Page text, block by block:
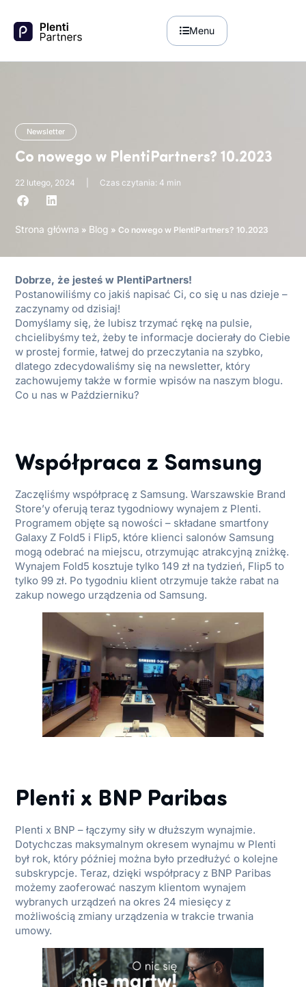
Menu
Newsletter
Co nowego w PlentiPartners? 10.2023
22 lutego, 2024 Czas czytania: 4 min
Strona główna » Blog » Co nowego w PlentiPartners? 10.2023
Dobrze, że jesteś w PlentiPartners!
Postanowiliśmy co jakiś napisać Ci, co się u nas dzieje –
zaczynamy od dzisiaj!
Domyślamy się, że lubisz trzymać rękę na pulsie,
chcielibyśmy też, żeby te informacje docierały do Ciebie
w prostej formie, łatwej do przeczytania na szybko,
dlatego zdecydowaliśmy się na newsletter, który
zachowujemy także w formie wpisów na naszym blogu.
Co u nas w Październiku?
Współpraca z Samsung
Zaczęliśmy współpracę z Samsung. Warszawskie Brand
Store’y oferują teraz tygodniowy wynajem z Plenti.
Programem objęte są nowości – składane smartfony
Galaxy Z Fold5 i Flip5, które klienci salonów Samsung
mogą odebrać na miejscu, otrzymując atrakcyjną zniżkę.
Wynajem Fold5 kosztuje tylko 149 zł na tydzień, Flip5 to
tylko 99 zł. Po tygodniu klient otrzymuje także rabat na
zakup nowego urządzenia od Samsung.
Plenti x BNP Paribas
Plenti x BNP – łączymy siły w dłuższym wynajmie.
Dotychczas maksymalnym okresem wynajmu w Plenti
był rok, który później można było przedłużyć o kolejne
subskrypcje. Teraz, dzięki współpracy z BNP Paribas
możemy zaoferować naszym klientom wynajem
wybranych urządzeń na okres 24 miesięcy z
możliwością zmiany urządzenia w trakcie trwania
umowy.